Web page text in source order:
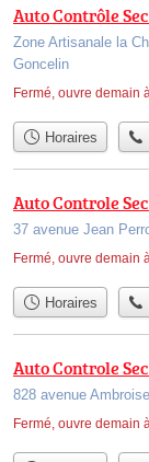
Auto Contrôle
Zone Artisanale la
Goncelin
Fermé, ouvre demain
Horaires
Auto Controle
37 avenue Jean
Fermé, ouvre demain
Horaires
Auto Controle
828 avenue
Fermé, ouvre demain